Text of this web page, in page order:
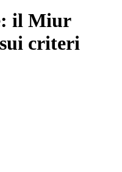
il Miur
criteri